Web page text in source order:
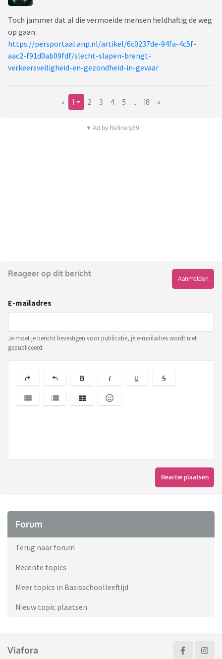
Toch jammer dat al die vermoeide mensen heldhaftig de weg
op gaan.
https://persportaal.anp.nl/artikel/6c0237de-94fa-4c5f-
aac2-f91d0ab09fdf/slecht-slapen-brengt-
verkeersveiligheid-en-gezondheid-in-gevaar
« 1 2 3 4 5 18 »
▼ Ad by Refinery89
Reageer op dit bericht
Aanmelden
E-mailadres
Je moet je bericht bevestigen voor publicatie, je e-mailadres wordt niet
gepubliceerd.
Reactie plaatsen
Forum
Terug naar forum
Recente topics
Meer topics in Basisschoolleeftijd
Nieuw topic plaatsen
Viafora